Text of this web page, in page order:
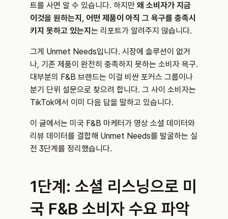
트를 사면 알 수 있습니다. 하지만 왜 소비자가 지금
이것을 원하는지, 어떤 제품이 아직 그 욕구를 충족시
키지 못하고 있는지 는 리포트가 알려주지 않습니다.
그게 Unmet Needs입니다. 시장에 솔루션이 없거
나, 기존 제품이 완전히 충족하지 못하는 소비자 욕구.
대부분의 F&B 브랜드는 이걸 비싼 포커스 그룹이나
분기 단위 설문으로 찾으려 합니다. 그 사이 소비자는
TikTok에서 이미 다음 답을 말하고 있습니다.
이 글에서는 미국 F&B 마케터가 영상 소셜 데이터와
리뷰 데이터를 결합해 Unmet Needs를 발굴하는 실
전 3단계를 정리했습니다.
1단계: 소셜 리스닝으로 미
국 F&B 소비자 수요 파악